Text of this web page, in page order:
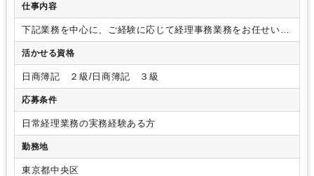
Wワーク可能（副業禁止規定なし）
PCスキル不要 英語力不要
仕事内容
下記業務を中心に、ご経験に応じて経理事務業務をお任せいた
します。経費・請求書の伝票起票及び証票チェック、経費精
算、伝票ファイリング、郵便物の仕分け、電話対応などの庶
務業務
活かせる資格
日商簿記 ２級/日商簿記 ３級
応募条件
日常経理業務の実務経験ある方
勤務地
東京都中央区